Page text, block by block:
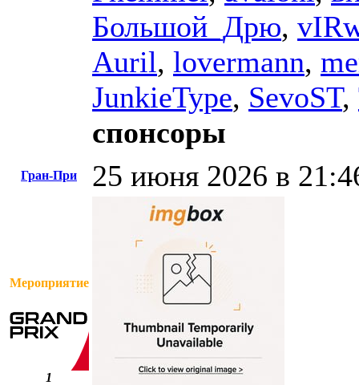
Большой_Дрю,
Auril, lovermann,
JunkieType, SevoST,
спонсоры
Гран-При 25 июня 2026 в
Мероприятие
1